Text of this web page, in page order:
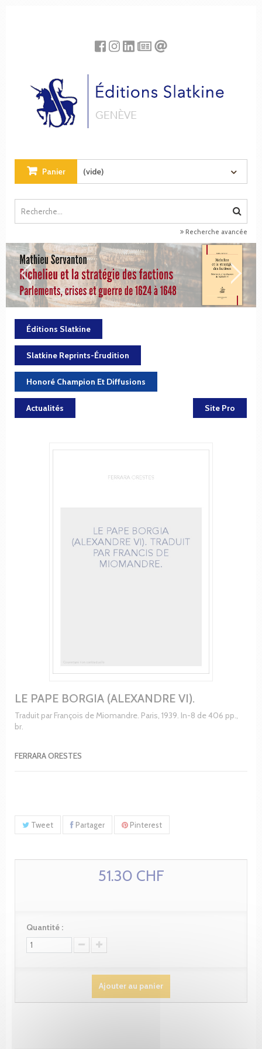
Panier (vide)
Recherche avancée
Éditions Slatkine
Slatkine Reprints-Érudition
Honoré Champion Et Diffusions
Actualités Site Pro
LE PAPE BORGIA (ALEXANDRE VI).
Traduit par François de Miomandre. Paris, 1939. In-8 de 406 pp.,
br.
FERRARA ORESTES
Tweet Partager Pinterest
51.30 CHF
Quantité :
Ajouter au panier